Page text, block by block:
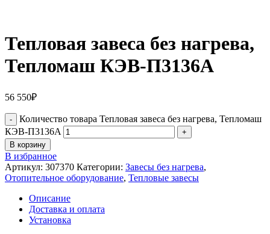
Тепловая завеса без нагрева,
Тепломаш КЭВ-П3136A
56 550₽
Количество товара Тепловая завеса без нагрева, Тепломаш
КЭВ-П3136A
В корзину
В избранное
Артикул: 307370 Категории: Завесы без нагрева,
Отопительное оборудование, Тепловые завесы
Описание
Доставка и оплата
Установка